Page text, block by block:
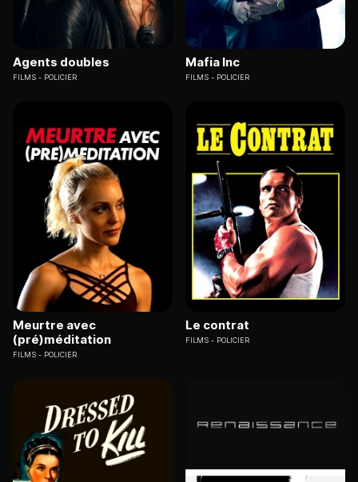
Agents doubles
FILMS POLICIER
Mafia Inc
FILMS POLICIER
Meurtre avec
(pré)méditation
FILMS POLICIER
Le contrat
FILMS POLICIER